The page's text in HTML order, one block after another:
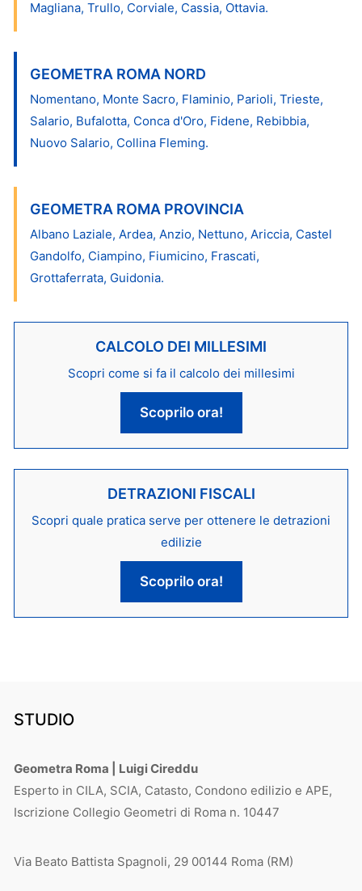
Magliana, Trullo, Corviale, Cassia, Ottavia.
GEOMETRA ROMA NORD
Nomentano, Monte Sacro, Flaminio, Parioli, Trieste,
Salario, Bufalotta, Conca d'Oro, Fidene, Rebibbia,
Nuovo Salario, Collina Fleming.
GEOMETRA ROMA PROVINCIA
Albano Laziale, Ardea, Anzio, Nettuno, Ariccia, Castel
Gandolfo, Ciampino, Fiumicino, Frascati,
Grottaferrata, Guidonia.
CALCOLO DEI MILLESIMI
Scopri come si fa il calcolo dei millesimi
Scoprilo ora!
DETRAZIONI FISCALI
Scopri quale pratica serve per ottenere le detrazioni
edilizie
Scoprilo ora!
STUDIO
Geometra Roma | Luigi Cireddu
Esperto in CILA, SCIA, Catasto, Condono edilizio e APE,
Iscrizione Collegio Geometri di Roma n. 10447
Via Beato Battista Spagnoli, 29 00144 Roma (RM)